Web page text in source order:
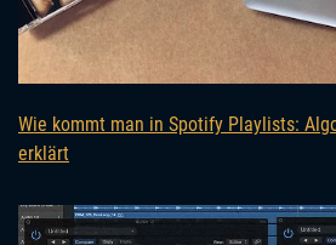
Wie kommt man in Spotify Playlists:
erklärt